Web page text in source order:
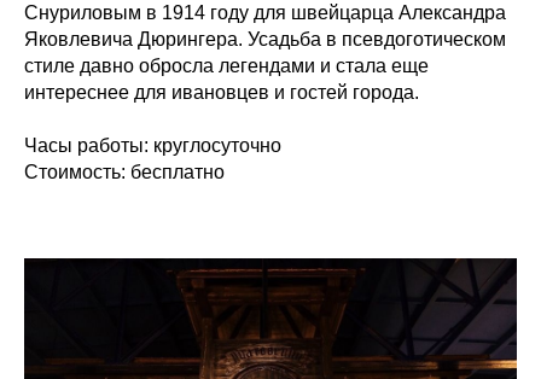
Снуриловым в 1914 году для швейцарца Александра
Яковлевича Дюрингера. Усадьба в псевдоготическом
стиле давно обросла легендами и стала еще
интереснее для ивановцев и гостей города.
Часы работы: круглосуточно
Стоимость: бесплатно